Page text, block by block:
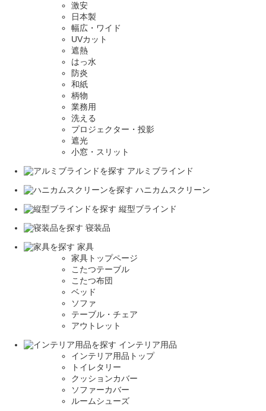
激安
日本製
幅広・ワイド
UVカット
遮熱
はっ水
防炎
和紙
柄物
業務用
洗える
プロジェクター・投影
遮光
小窓・スリット
アルミブラインド
ハニカムスクリーン
縦型ブラインド
寝装品
家具
家具トップページ
こたつテーブル
こたつ布団
ベッド
ソファ
テーブル・チェア
アウトレット
インテリア用品
インテリア用品トップ
トイレタリー
クッションカバー
ソファーカバー
ルームシューズ